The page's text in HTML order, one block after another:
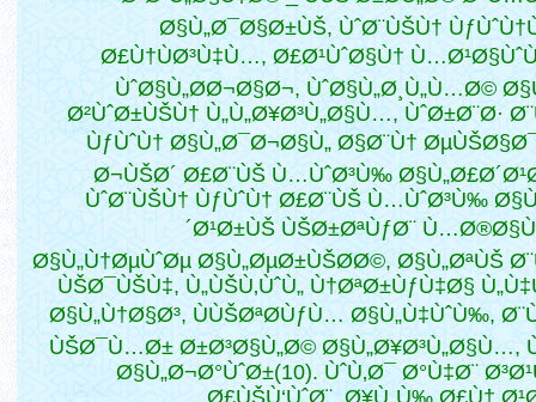
Ø§Ù„Ø¯Ø§Ø±ÙŠ, ÙˆØ¨ÙŠÙ†
Ø£Ù†ÙØ³Ù‡Ù…, Ø£Ø¹ÙˆØ§Ù†
ÙˆØ§Ù„Ø­Ø¬Ø§Ø¬, ÙˆØ§Ù„Ø¸Ù„Ù…Ø©
Ø²ÙˆØ±ÙŠÙ† Ù„Ù„Ø¥Ø³Ù„Ø§Ù…, ÙˆØ±Ø¨Ø·
ÙƒÙˆÙ† Ø§Ù„Ø¯Ø¬Ø§Ù„ Ø§Ø¨Ù† ØµÙŠØ§Ø¯
Ø¬ÙŠØ´ Ø£Ø¨ÙŠ Ù…ÙˆØ³Ù‰
ÙˆØ¨ÙŠÙ† ÙƒÙˆÙ† Ø£Ø¨ÙŠ Ù…ÙˆØ³Ù‰
´Ø¹Ø±ÙŠ ÙŠØ±ØªÙƒØ¨
Ø§Ù„Ù†ØµÙˆØµ Ø§Ù„ØµØ±ÙŠØ­Ø©, Ø§Ù„ØªÙŠ
ÙŠØ¯ÙŠÙ‡, Ù„ÙŠÙ‚ÙˆÙ„ Ù†ØªØ±ÙƒÙ‡Ø§
Ø§Ù„Ù†Ø§Ø³, ÙÙŠØªØ­ÙƒÙ… Ø§Ù„Ù‡ÙˆÙ‰,
ÙŠØ¯Ù…Ø± Ø±Ø³Ø§Ù„Ø© Ø§Ù„Ø¥Ø³Ù„Ø§Ù…,
Ø§Ù„Ø¬Ø°ÙˆØ±(10). ÙˆÙ‚Ø¯ Ø°Ù‡Ø¨
Ø£ÙŠÙ‘ÙˆØ¨, Ø¥Ù„Ù‰ Ø£Ù†